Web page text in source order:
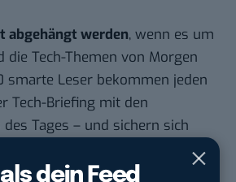
dein Feed
abgehängt werden, wenn es um
die Tech-Themen von Morgen
smarte Leser bekommen jeden
Tech-Briefing mit den
Tages – und sichern sich